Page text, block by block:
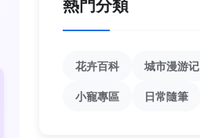
熱門分類
花卉百科 城市漫游记
小寵專區 日常隨筆